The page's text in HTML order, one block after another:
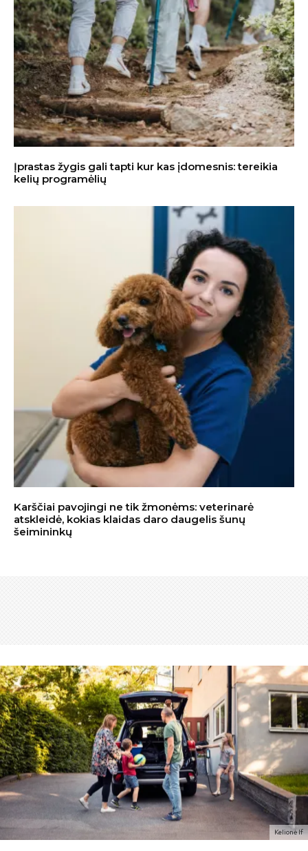
Įprastas žygis gali tapti kur kas įdomesnis: tereikia
kelių programėlių
Karščiai pavojingi ne tik žmonėms: veterinarė
atskleidė, kokias klaidas daro daugelis šunų
šeimininkų
Kelionė If